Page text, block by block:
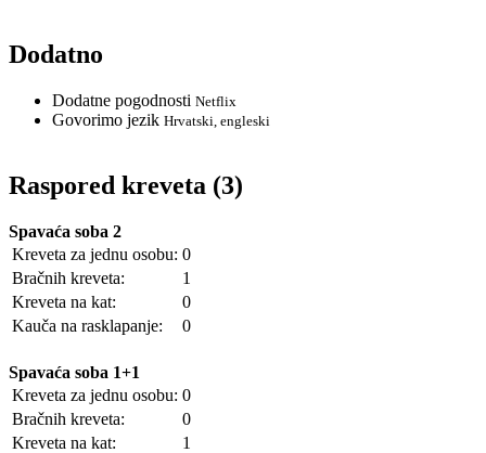
Dodatno
Dodatne pogodnosti Netflix
Govorimo jezik Hrvatski, engleski
Raspored kreveta (3)
Spavaća soba 2
Kreveta za jednu osobu: 0
Bračnih kreveta:
1
Kreveta na kat:
0
Kauča na rasklapanje:
0
Spavaća soba 1+1
Kreveta za jednu osobu: 0
Bračnih kreveta:
0
Kreveta na kat:
1